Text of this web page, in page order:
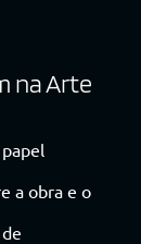
na Arte
a obra e o